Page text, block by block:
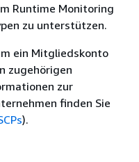
Runtime Monitoring
zu unterstützen.
ein Mitgliedskonto
zugehörigen
zur
finden Sie
).